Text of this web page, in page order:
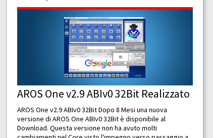
AROS One v2.9 ABIv0 32Bit Realizzato
AROS One v2.9 ABIv0 32Bit Dopo 8 Mesi una nuova
versione di AROS One ABIv0 32Bit è disponibile al
Download. Questa versione non ha avuto molti